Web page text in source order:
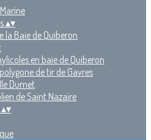
▴▾
la Baie de Quiberon
en baie de Quiberon
de tir de Gavres
Dumet
de Saint Nazaire
▴▾